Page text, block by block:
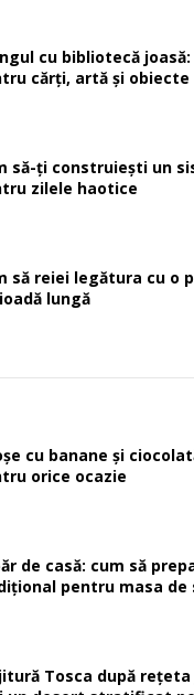
cu bibliotecă
cărți, artă și obiecte
să-ți construiești un
zilele haotice
să reiei legătura cu o
lungă
cu banane și
orice ocazie
de casă: cum să
pentru masa de
Tosca după rețeta